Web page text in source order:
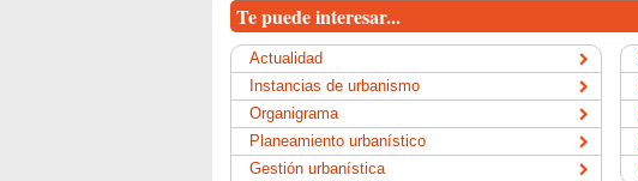
Te puede interesar...
Actualidad
Instancias de urbanismo
Organigrama
Planeamiento urbanístico
Gestión urbanística